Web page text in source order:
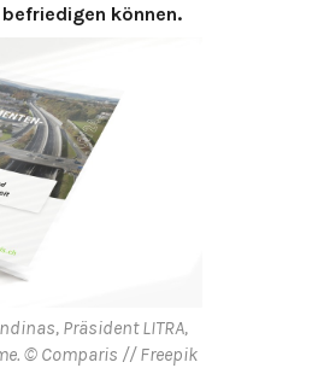
können.
Präsident LITRA,
© Comparis // Freepik